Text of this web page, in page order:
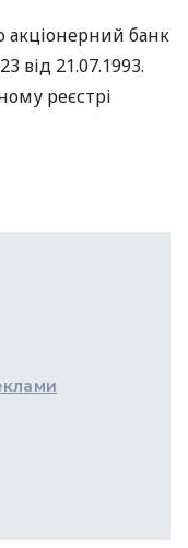
акціонерний банк
від 21.07.1993.
реєстрі